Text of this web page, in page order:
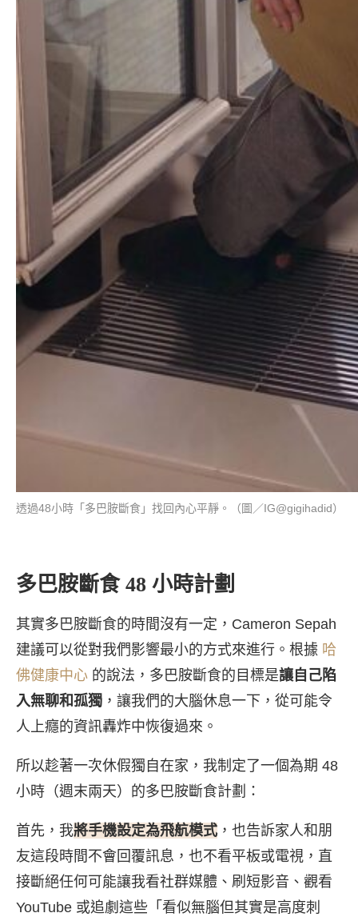
透過48小時「多巴胺斷食」找回內心平靜。（圖／IG@gigihadid）
多巴胺斷食 48 小時計劃
其實多巴胺斷食的時間沒有一定，Cameron Sepah
建議可以從對我們影響最小的方式來進行。根據 哈
佛健康中心 的說法，多巴胺斷食的目標是讓自己陷
入無聊和孤獨 ，讓我們的大腦休息一下，從可能令
人上癮的資訊轟炸中恢復過來。
所以趁著一次休假獨自在家，我制定了一個為期 48
小時（週末兩天）的多巴胺斷食計劃：
首先，我將手機設定為飛航模式 ，也告訴家人和朋
友這段時間不會回覆訊息，也不看平板或電視，直
接斷絕任何可能讓我看社群媒體、刷短影音、觀看
YouTube 或追劇這些「看似無腦但其實是高度刺